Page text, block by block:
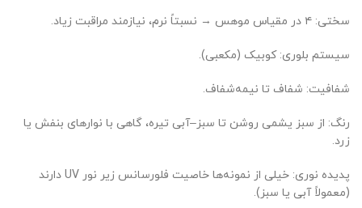
سختی: ۴ در مقیاس موهس → نسبتاً نرم، نیازمند مراقبت زیاد.
سیستم بلوری: کوبیک (مکعبی).
شفافیت: شفاف تا نیمه‌شفاف.
رنگ: از سبز یشمی روشن تا سبز–آبی تیره، گاهی با نوارهای بنفش یا
زرد.
پدیده نوری: خیلی از نمونه‌ها خاصیت فلورسانس زیر نور UV دارند
(معمولاً آبی یا سبز).